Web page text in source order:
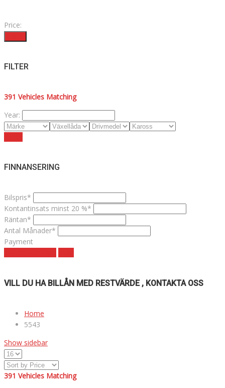
Price:
FILTER
391 Vehicles Matching
Year:
FINNANSERING
Bilspris*
Kontantinsats minst 20 %*
Räntan*
Antal Månader*
Payment
VILL DU HA BILLÅN MED RESTVÄRDE , KONTAKTA OSS
Home
5543
Show sidebar
391 Vehicles Matching